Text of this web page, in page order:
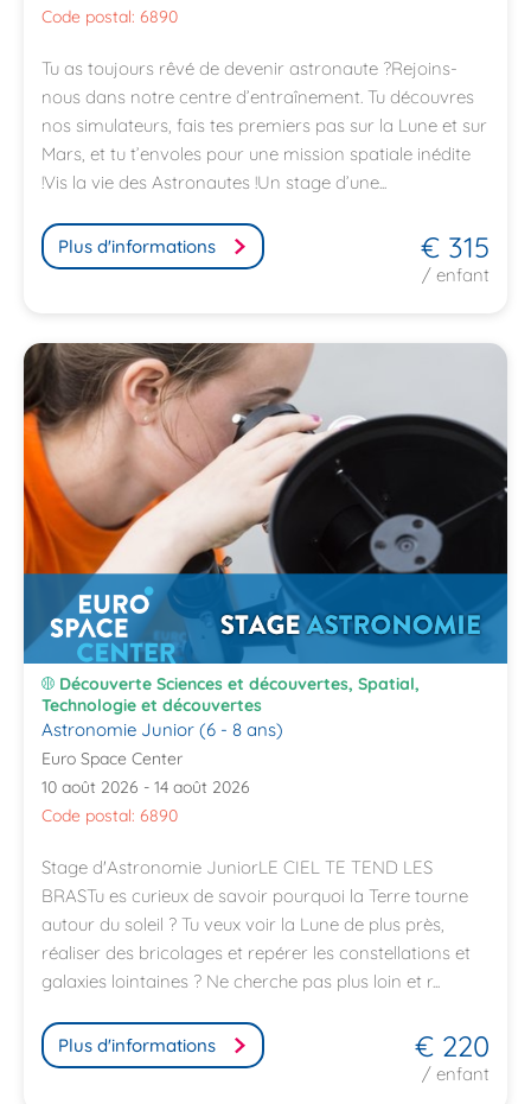
Code postal: 6890
Tu as toujours rêvé de devenir astronaute ?Rejoins-
nous dans notre centre d’entraînement. Tu découvres
nos simulateurs, fais tes premiers pas sur la Lune et sur
Mars, et tu t’envoles pour une mission spatiale inédite
!Vis la vie des Astronautes !Un stage d’une...
Plus d'informations € 315
/ enfant
Découverte Sciences et découvertes, Spatial,
Technologie et découvertes
Astronomie Junior (6 - 8 ans)
Euro Space Center
10 août 2026 - 14 août 2026
Code postal: 6890
Stage d'Astronomie JuniorLE CIEL TE TEND LES
BRASTu es curieux de savoir pourquoi la Terre tourne
autour du soleil ? Tu veux voir la Lune de plus près,
réaliser des bricolages et repérer les constellations et
galaxies lointaines ? Ne cherche pas plus loin et r...
Plus d'informations € 220
/ enfant